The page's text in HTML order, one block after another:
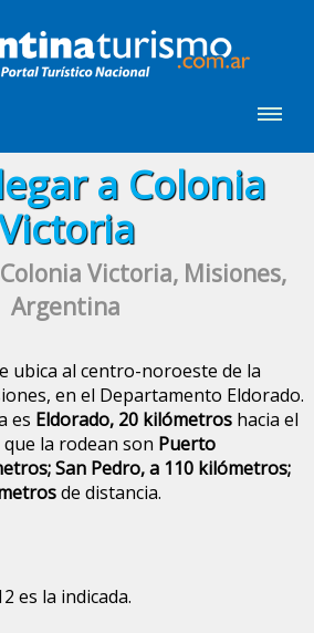
a Colonia
Victoria, Misiones,
Argentina
ubica al centro-noroeste de la
en el Departamento Eldorado.
es Eldorado, 20 kilómetros hacia el
la rodean son Puerto
San Pedro, a 110 kilómetros;
de distancia.
es la indicada.